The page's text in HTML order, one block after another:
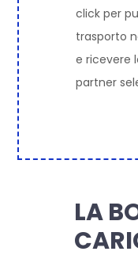
click per
trasporto
e ricevere
partner
LA